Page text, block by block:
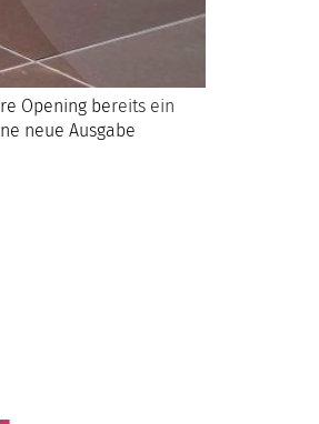
Opening bereits ein
neue Ausgabe